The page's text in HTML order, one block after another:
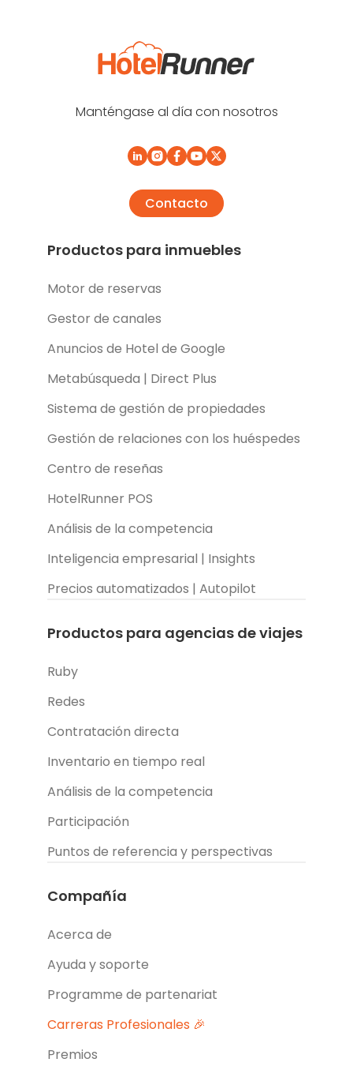
Manténgase al día con nosotros
Contacto
Productos para inmuebles
Motor de reservas
Gestor de canales
Anuncios de Hotel de Google
Metabúsqueda | Direct Plus
Sistema de gestión de propiedades
Gestión de relaciones con los huéspedes
Centro de reseñas
HotelRunner POS
Análisis de la competencia
Inteligencia empresarial | Insights
Precios automatizados | Autopilot
Productos para agencias de viajes
Ruby
Redes
Contratación directa
Inventario en tiempo real
Análisis de la competencia
Participación
Puntos de referencia y perspectivas
Compañía
Acerca de
Ayuda y soporte
Programme de partenariat
Carreras Profesionales 🎉
Premios